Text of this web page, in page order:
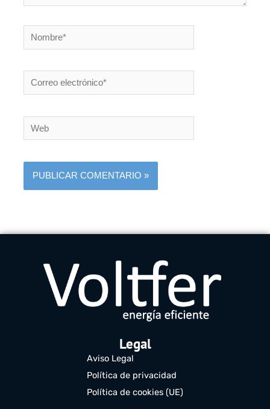
Nombre*
Correo
electrónico*
Web
Legal
Aviso Legal
Política de privacidad
Política de cookies (UE)